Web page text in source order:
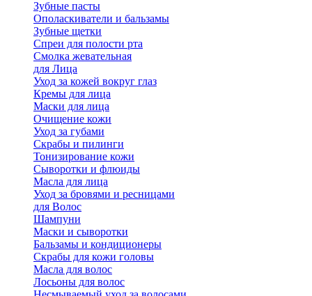
Зубные пасты
Ополаскиватели и бальзамы
Зубные щетки
Спреи для полости рта
Смолка жевательная
для Лица
Уход за кожей вокруг глаз
Кремы для лица
Маски для лица
Очищение кожи
Уход за губами
Скрабы и пилинги
Тонизирование кожи
Сыворотки и флюиды
Масла для лица
Уход за бровями и ресницами
для Волос
Шампуни
Маски и сыворотки
Бальзамы и кондиционеры
Скрабы для кожи головы
Масла для волос
Лосьоны для волос